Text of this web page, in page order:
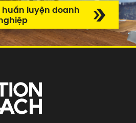
huấn luyện doanh